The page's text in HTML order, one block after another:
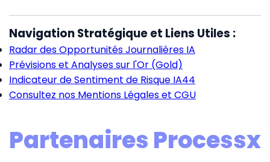
Navigation Stratégique et Liens Utiles :
Radar des Opportunités Journalières IA
Prévisions et Analyses sur l'Or (Gold)
Indicateur de Sentiment de Risque IA44
Consultez nos Mentions Légales et CGU
Partenaires Processx